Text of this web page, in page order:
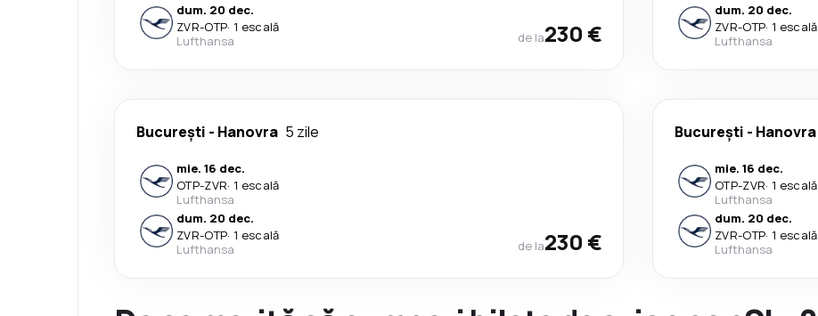
dum. 20 dec.
ZVR-OTP· 1 escală
Lufthansa
de la230 €
dum. 20 dec.
ZVR-OTP· 1 escală
Lufthansa
București - Hanovra 5 zile
mie. 16 dec.
OTP-ZVR· 1 escală
Lufthansa
dum. 20 dec.
ZVR-OTP· 1 escală
Lufthansa
de la230 €
București - Hanovra
mie. 16 dec.
OTP-ZVR· 1 escală
Lufthansa
dum. 20 dec.
ZVR-OTP· 1 escală
Lufthansa